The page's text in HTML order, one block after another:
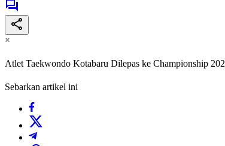
×
Atlet Taekwondo Kotabaru Dilepas ke Championship
Sebarkan artikel ini